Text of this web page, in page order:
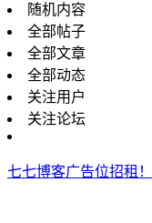
随机内容
全部帖子
全部文章
全部动态
关注用户
关注论坛
七七博客广告位招租！